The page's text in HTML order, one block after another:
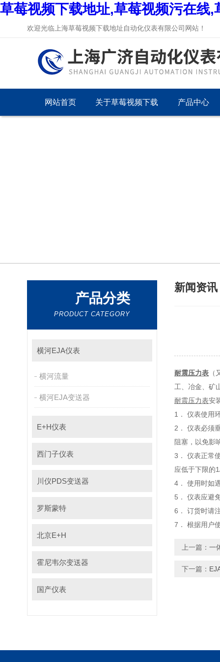
草莓视频下载地址,草莓视频污在线
欢迎光临上海草莓视频下载地址自动化仪表有限公司网站！
网站首页 关于草莓视频下载 产品中心
产品分类
PRODUCT CATEGORY
横河EJA仪表
横河流量
横河EJA变送器
E+H仪表
西门子仪表
川仪PDS变送器
罗斯蒙特
北京E+H
霍尼韦尔变送器
国产仪表
新闻资讯
耐震压力表 （
工、冶金
耐震压力表安
1． 仪表使用环
2． 仪表必须垂
阻塞，以免影
3． 仪表正常
应低于下限的1/
4． 使用时如遇
5． 仪表应避免
6． 订货时请注
7． 根据用户使
上一篇： 一
下一篇：